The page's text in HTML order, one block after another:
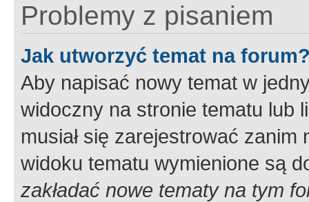
Problemy z pisaniem
Jak utworzyć temat na
Aby napisać nowy temat w
widoczny na stronie tematu lub
musiał się zarejestrować
widoku tematu wymienione są
zakładać nowe tematy na tym